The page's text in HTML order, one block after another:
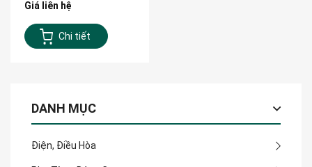
DANH MỤC
Điện, Điều Hòa
Giá liên hệ
Chi tiết